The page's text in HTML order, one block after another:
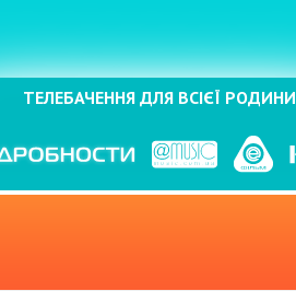
ТЕЛЕБАЧЕННЯ ДЛЯ ВСІЄЇ РОДИНИ